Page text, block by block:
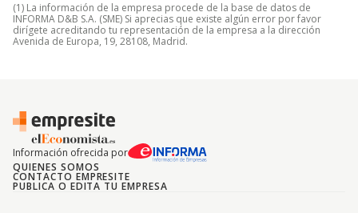
(1) La información de la empresa procede de la base de datos de
INFORMA D&B S.A. (SME) Si aprecias que existe algún error por favor
dirígete acreditando tu representación de la empresa a la dirección
Avenida de Europa, 19, 28108, Madrid.
Información ofrecida por
QUIENES SOMOS
CONTACTO EMPRESITE
PUBLICA O EDITA TU EMPRESA